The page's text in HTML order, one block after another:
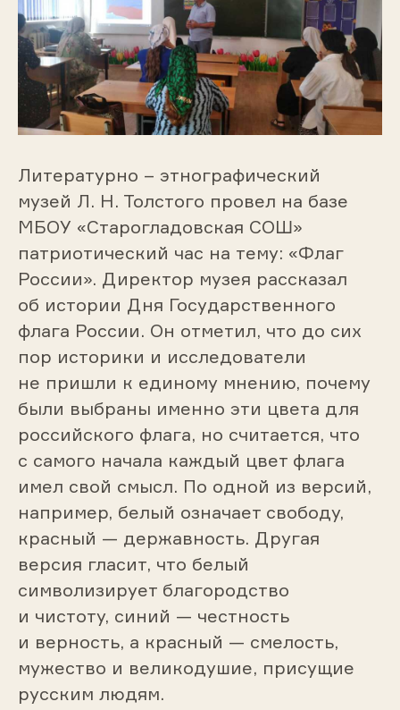
Литературно – этнографический
музей Л. Н. Толстого провел на базе
МБОУ «Старогладовская СОШ»
патриотический час на тему: «Флаг
России». Директор музея рассказал
об истории Дня Государственного
флага России. Он отметил, что до сих
пор историки и исследователи
не пришли к единому мнению, почему
были выбраны именно эти цвета для
российского флага, но считается, что
с самого начала каждый цвет флага
имел свой смысл. По одной из версий,
например, белый означает свободу,
красный — державность. Другая
версия гласит, что белый
символизирует благородство
и чистоту, синий — честность
и верность, а красный — смелость,
мужество и великодушие, присущие
русским людям.